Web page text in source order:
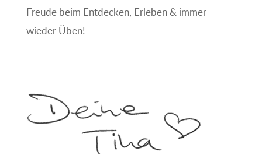
Freude beim Entdecken, Erleben & immer
wieder Üben!